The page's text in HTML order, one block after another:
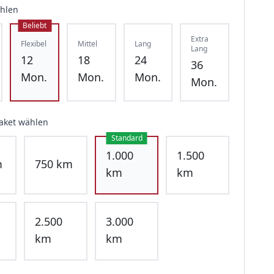
Beliebt
Flexibel
12
Mon.
Mittel
18
Mon.
Lang
24
Mon.
Extra
Lang
36
Mon.
wählen
750 km
Standard
1.000
km
1.500
km
2.500
km
3.000
km